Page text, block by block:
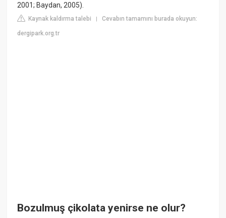
2001; Baydan, 2005).
Kaynak kaldırma talebi |Cevabın tamamını burada okuyun:
dergipark.org.tr
Bozulmuş çikolata yenirse ne olur?